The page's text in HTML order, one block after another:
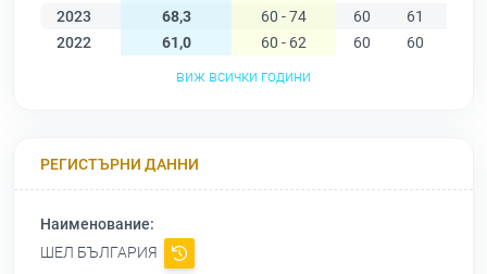
2023 68,3 60 - 74 60 61
2022
61,0 60 - 62 60 60
виж всички години
РЕГИСТЪРНИ ДАННИ
Наименование:
ШЕЛ БЪЛГАРИЯ